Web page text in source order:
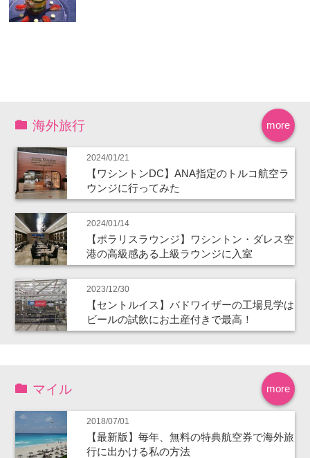
more
海外旅行
2024/01/21
【ワシントンDC】ANA指定のトルコ航空ラ
ウンジに行ってみた
2024/01/14
【ポラリスラウンジ】ワシントン・ダレス空
港の高級感ある上級ラウンジに入室
2023/12/30
【セントルイス】バドワイザーの工場見学は
ビールの試飲にお土産付きで最高！
more
マイル
2018/07/01
【最新版】毎年、無料の特典航空券で海外旅
行に出かける私の方法